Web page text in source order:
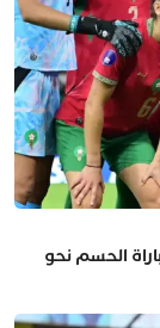
الحسم نحو